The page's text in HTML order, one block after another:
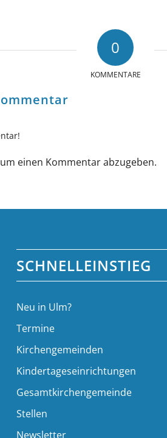
0
KOMMENTARE
einen Kommentar abzugeben.
SCHNELLEINSTIEG
Neu in Ulm?
Termine
Kirchengemeinden
Kindertageseinrichtungen
Gesamtkirchengemeinde
Stellen
Newsletter